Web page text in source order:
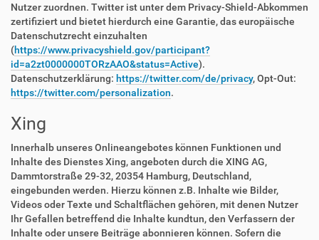
Nutzer zuordnen. Twitter ist unter dem Privacy-Shield-Abkommen
zertifiziert und bietet hierdurch eine Garantie, das europäische
Datenschutzrecht einzuhalten
(https://www.privacyshield.gov/participant?
id=a2zt0000000TORzAAO&status=Active).
Datenschutzerklärung: https://twitter.com/de/privacy, Opt-Out:
https://twitter.com/personalization.
Xing
Innerhalb unseres Onlineangebotes können Funktionen und
Inhalte des Dienstes Xing, angeboten durch die XING AG,
Dammtorstraße 29-32, 20354 Hamburg, Deutschland,
eingebunden werden. Hierzu können z.B. Inhalte wie Bilder,
Videos oder Texte und Schaltflächen gehören, mit denen Nutzer
Ihr Gefallen betreffend die Inhalte kundtun, den Verfassern der
Inhalte oder unsere Beiträge abonnieren können. Sofern die